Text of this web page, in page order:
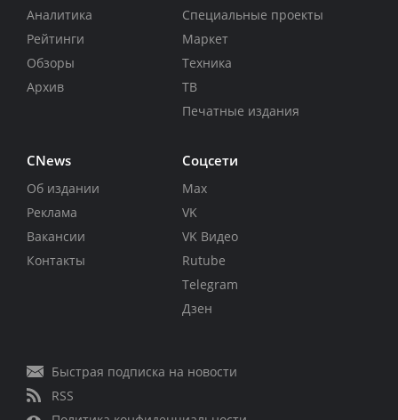
Аналитика
Рейтинги
Обзоры
Архив
Специальные проекты
Маркет
Техника
ТВ
Печатные издания
CNews
Об издании
Реклама
Вакансии
Контакты
Соцсети
Max
VK
VK Видео
Rutube
Telegram
Дзен
Быстрая подписка на новости
RSS